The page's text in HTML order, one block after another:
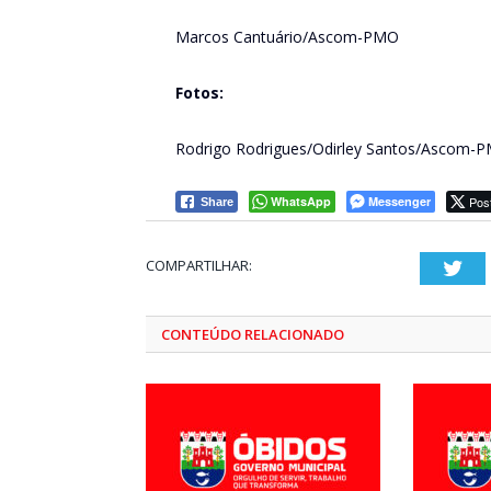
Marcos Cantuário/Ascom-PMO
Fotos:
Rodrigo Rodrigues/Odirley Santos/Ascom-
Share WhatsApp Messenger
COMPARTILHAR:
CONTEÚDO RELACIONADO